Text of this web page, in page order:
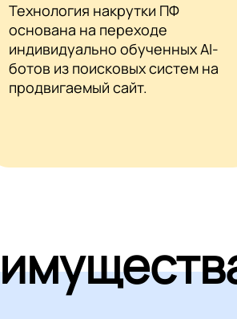
Технология накрутки ПФ
основана на переходе
индивидуально обученных AI-
ботов из поисковых систем на
продвигаемый сайт.